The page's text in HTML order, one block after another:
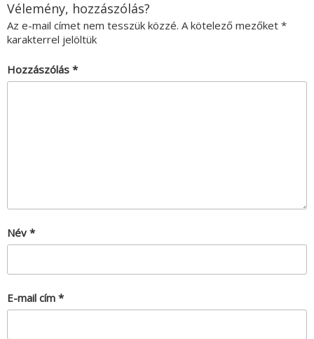
Vélemény, hozzászólás?
Az e-mail címet nem tesszük közzé. A kötelező mezőket *
karakterrel jelöltük
Hozzászólás *
Név *
E-mail cím *